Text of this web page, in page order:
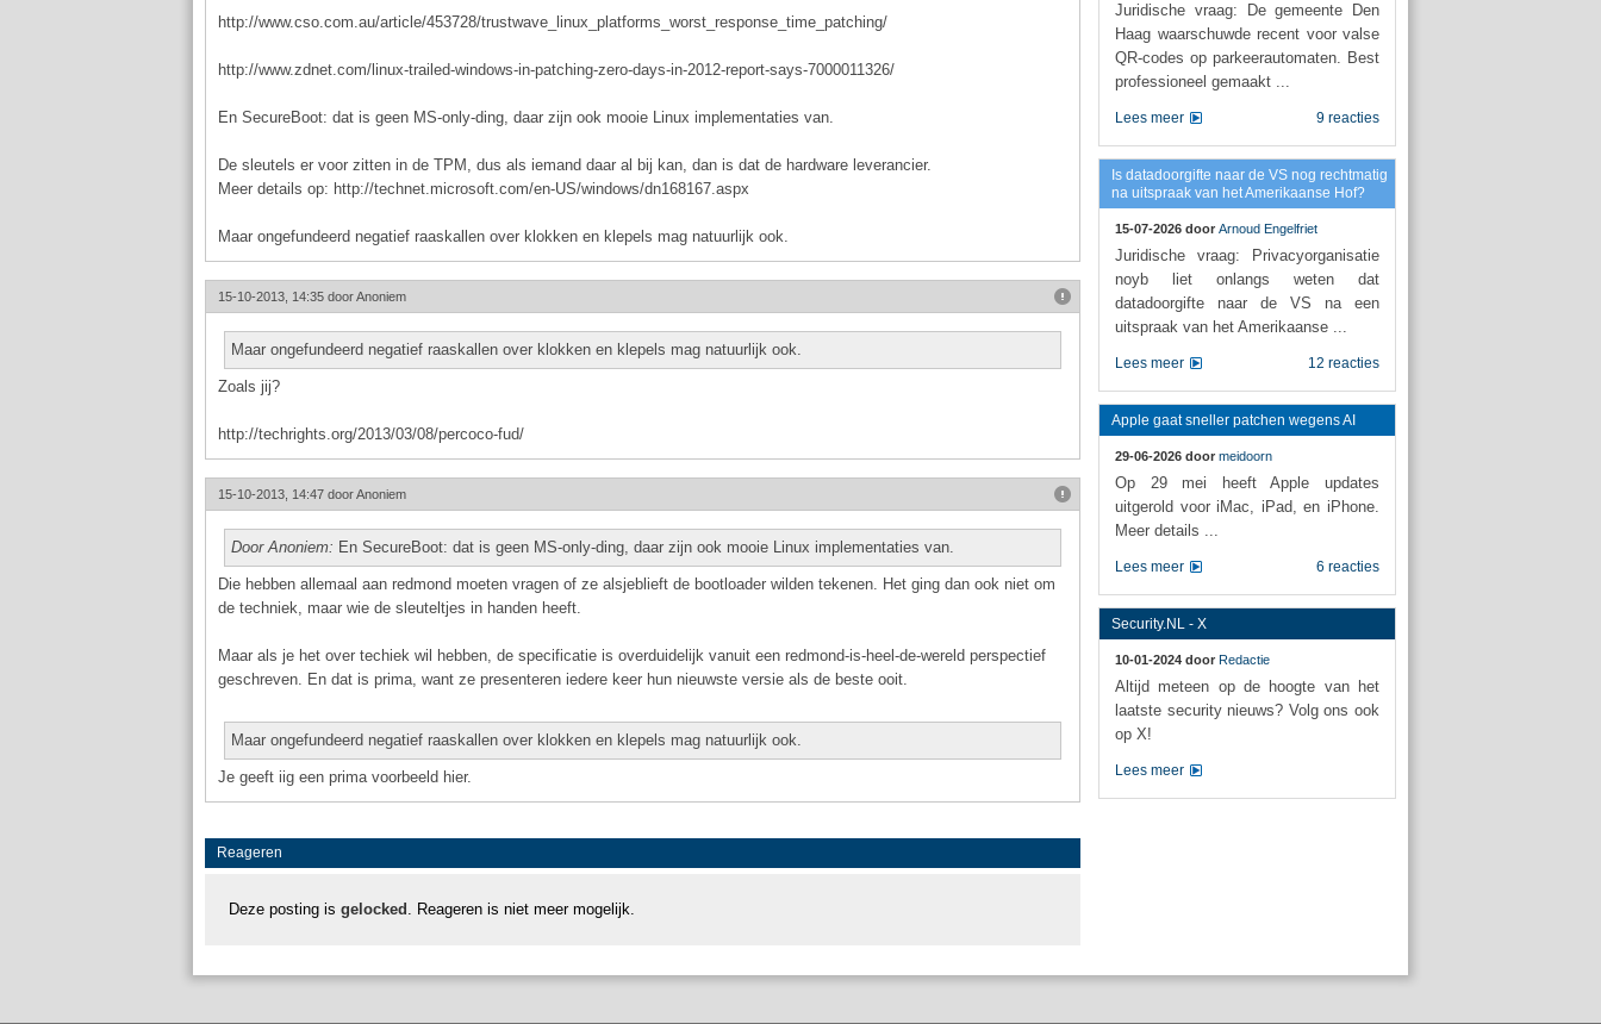
http://www.cso.com.au/article/453728/trustwave_linux_platforms_worst_response_time_patching/
http://www.zdnet.com/linux-trailed-windows-in-patching-zero-days-in-2012-report-says-7000011326/
En SecureBoot: dat is geen MS-only-ding, daar zijn ook mooie Linux implementaties van.
De sleutels er voor zitten in de TPM, dus als iemand daar al bij kan, dan is dat de hardware leverancier.
Meer details op: http://technet.microsoft.com/en-US/windows/dn168167.aspx
Maar ongefundeerd negatief raaskallen over klokken en klepels mag natuurlijk ook.
15-10-2013, 14:35 doorAnoniem
Maar ongefundeerd negatief raaskallen over klokken en klepels mag natuurlijk ook.
Zoals jij?
http://techrights.org/2013/03/08/percoco-fud/
15-10-2013, 14:47 doorAnoniem
Door Anoniem: En SecureBoot: dat is geen MS-only-ding, daar zijn ook mooie Linux implementaties van.
Die hebben allemaal aan redmond moeten vragen of ze alsjeblieft de bootloader wilden tekenen. Het ging dan ook niet om
de techniek, maar wie de sleuteltjes in handen heeft.
Maar als je het over techiek wil hebben, de specificatie is overduidelijk vanuit een redmond-is-heel-de-wereld perspectief
geschreven. En dat is prima, want ze presenteren iedere keer hun nieuwste versie als de beste ooit.
Maar ongefundeerd negatief raaskallen over klokken en klepels mag natuurlijk ook.
Je geeft iig een prima voorbeeld hier.
Reageren
Deze posting is gelocked . Reageren is niet meer mogelijk.
Juridische vraag: De gemeente Den
Haag waarschuwde recent voor valse
QR-codes op parkeerautomaten. Best
professioneel gemaakt ...
9 reacties
Lees meer
Is datadoorgifte naar de VS nog rechtmatig
na uitspraak van het Amerikaanse Hof?
15-07-2026 door Arnoud Engelfriet
Juridische vraag: Privacyorganisatie
noyb liet onlangs weten dat
datadoorgifte naar de VS na een
uitspraak van het Amerikaanse ...
12 reacties
Lees meer
Apple gaat sneller patchen wegens AI
29-06-2026 door meidoorn
Op 29 mei heeft Apple updates
uitgerold voor iMac, iPad, en iPhone.
Meer details ...
6 reacties
Lees meer
Security.NL - X
10-01-2024 door Redactie
Altijd meteen op de hoogte van het
laatste security nieuws? Volg ons ook
op X!
Lees meer